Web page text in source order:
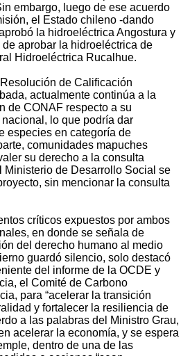
embargo, luego de ese acuerdo
el Estado chileno -dando
la hidroeléctrica Angostura y
aprobar la hidroeléctrica de
Hidroeléctrica Rucalhue.
de Calificación
actualmente continúa a la
de CONAF respecto a su
lo que podría dar
especies en categoría de
comunidades mapuches
su derecho a la consulta
Ministerio de Desarrollo Social se
sin mencionar la consulta
críticos expuestos por ambos
en donde se señala de
del derecho humano al medio
guardó silencio, solo destacó
del informe de la OCDE y
el Comité de Carbono
para “acelerar la transición
y fortalecer la resiliencia de
a las palabras del Ministro Grau,
acelerar la economía, y se espera
dentro de una de las